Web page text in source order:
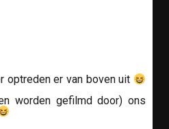
optreden er van boven uit
worden gefilmd door) ons